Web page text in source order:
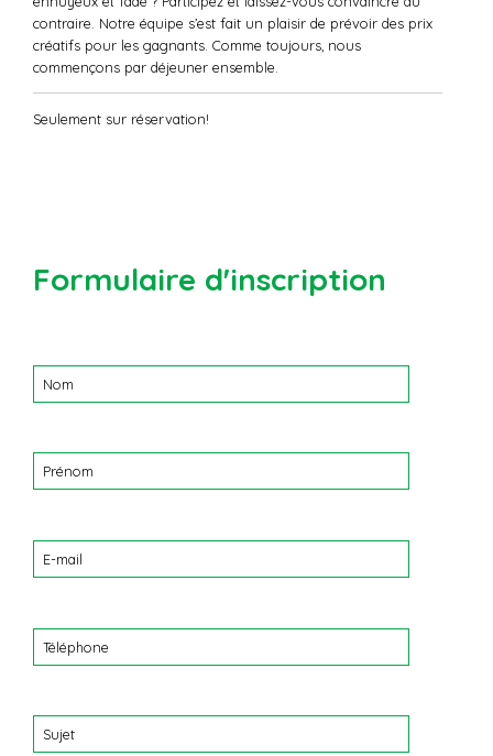
contraire. Notre équipe s’est fait un plaisir de prévoir des prix
créatifs pour les gagnants. Comme toujours, nous
commençons par déjeuner ensemble.
Seulement sur réservation!
Formulaire d'inscription